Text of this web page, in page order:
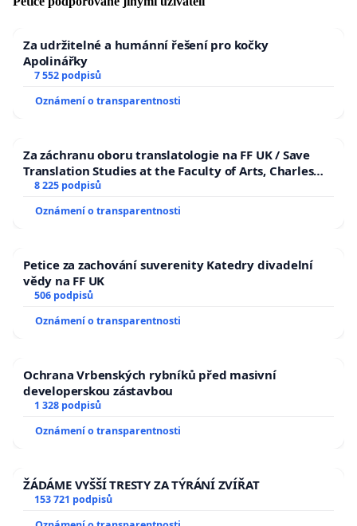
Za udržitelné a humánní řešení pro kočky
Apolinářky
7 552 podpisů
Oznámení o transparentnosti
Za záchranu oboru translatologie na FF UK / Save
Translation Studies at the Faculty of Arts, Charles
University
8 225 podpisů
Oznámení o transparentnosti
Petice za zachování suverenity Katedry divadelní
vědy na FF UK
506 podpisů
Oznámení o transparentnosti
Ochrana Vrbenských rybníků před masivní
developerskou zástavbou
1 328 podpisů
Oznámení o transparentnosti
ŽÁDÁME VYŠŠÍ TRESTY ZA TÝRÁNÍ ZVÍŘAT
153 721 podpisů